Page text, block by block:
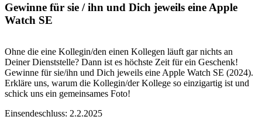
Gewinne für sie / ihn und Dich jeweils eine Apple
Watch SE
Ohne die eine Kollegin/den einen Kollegen läuft gar nichts an
Deiner Dienststelle? Dann ist es höchste Zeit für ein Geschenk!
Gewinne für sie/ihn und Dich jeweils eine Apple Watch SE (2024).
Erkläre uns, warum die Kollegin/der Kollege so einzigartig ist und
schick uns ein gemeinsames Foto!
Einsendeschluss: 2.2.2025